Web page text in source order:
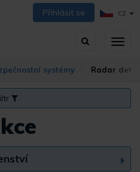
Přihlásit se CZ
Vyhledávání
systémy Radar